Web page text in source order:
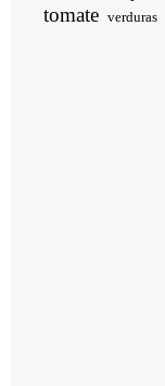
tomate verduras